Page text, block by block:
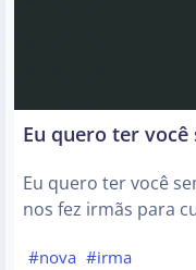
Eu quero ter
Eu quero ter você
nos fez irmãs para
#nova #irma